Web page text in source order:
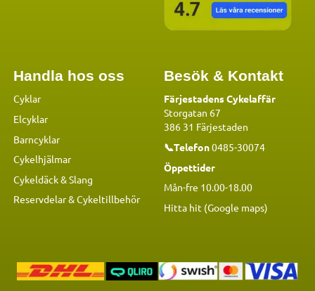
Handla hos oss
Cyklar
Elcyklar
Barncyklar
Cykelhjälmar
Cykeldäck & Slang
Reservdelar&Cykeltillbehör
Besök & Kontakt
Färjestadens Cykelaffär
Storgatan 67
386 31 Färjestaden
📞Telefon0485-30074
Öppettider
Mån-fre 10.00-18.00
Hitta hit (Google maps)